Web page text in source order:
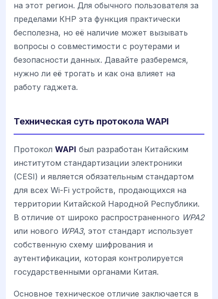
на этот регион. Для обычного пользователя за
пределами КНР эта функция практически
бесполезна, но её наличие может вызывать
вопросы о совместимости с роутерами и
безопасности данных. Давайте разберемся,
нужно ли её трогать и как она влияет на
работу гаджета.
Техническая суть протокола WAPI
Протокол WAPI был разработан Китайским
институтом стандартизации электроники
(CESI) и является обязательным стандартом
для всех Wi-Fi устройств, продающихся на
территории Китайской Народной Республики.
В отличие от широко распространенного WPA2
или нового WPA3, этот стандарт использует
собственную схему шифрования и
аутентификации, которая контролируется
государственными органами Китая.
Основное техническое отличие заключается в